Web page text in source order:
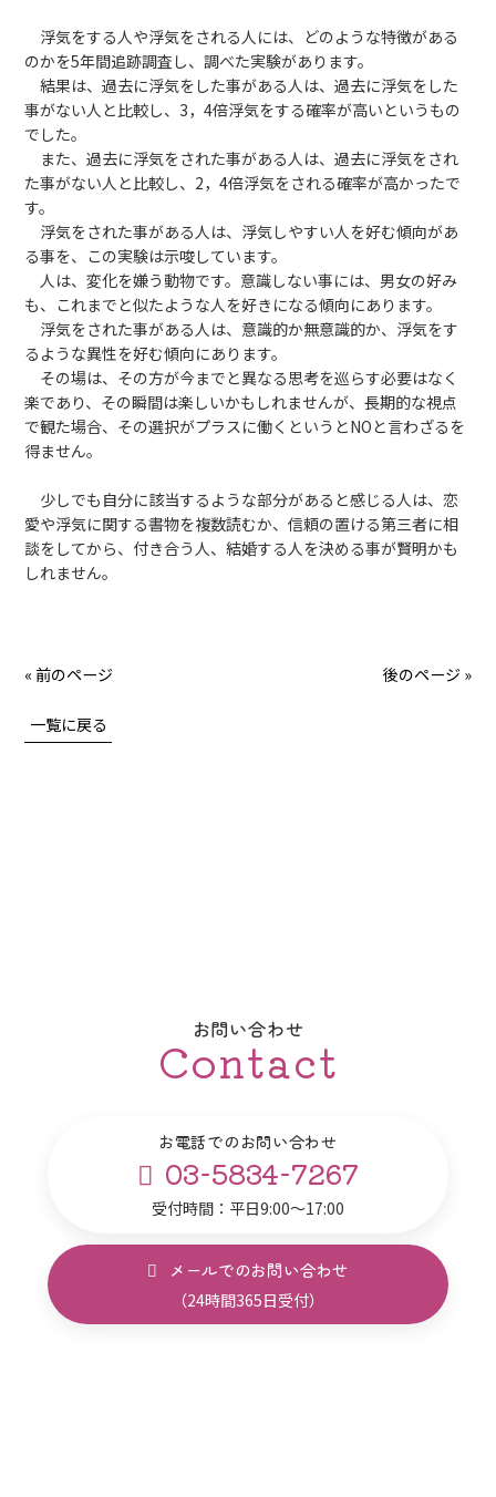
浮気をする人や浮気をされる人には、どのような特徴がある
のかを5年間追跡調査し、調べた実験があります。
結果は、過去に浮気をした事がある人は、過去に浮気をした
事がない人と比較し、3，4倍浮気をする確率が高いというもの
でした。
また、過去に浮気をされた事がある人は、過去に浮気をされ
た事がない人と比較し、2，4倍浮気をされる確率が高かったで
す。
浮気をされた事がある人は、浮気しやすい人を好む傾向があ
る事を、この実験は示唆しています。
人は、変化を嫌う動物です。意識しない事には、男女の好み
も、これまでと似たような人を好きになる傾向にあります。
浮気をされた事がある人は、意識的か無意識的か、浮気をす
るような異性を好む傾向にあります。
その場は、その方が今までと異なる思考を巡らす必要はなく
楽であり、その瞬間は楽しいかもしれませんが、長期的な視点
で観た場合、その選択がプラスに働くというとNOと言わざるを
得ません。
少しでも自分に該当するような部分があると感じる人は、恋
愛や浮気に関する書物を複数読むか、信頼の置ける第三者に相
談をしてから、付き合う人、結婚する人を決める事が賢明かも
しれません。
« 前のページ 後のページ »
一覧に戻る
お問い合わせ
Contact
お電話でのお問い合わせ
03-5834-7267
受付時間：平日9:00～17:00
メールでのお問い合わせ
（24時間365日受付）